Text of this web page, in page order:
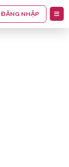
ĐĂNG NHẬP